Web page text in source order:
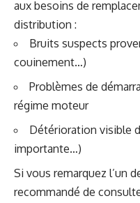
aux besoins de
distribution :
Bruits suspects
couinement…)
Problèmes de
régime moteur
Détérioration visible
importante…)
Si vous remarquez l’un
recommandé de